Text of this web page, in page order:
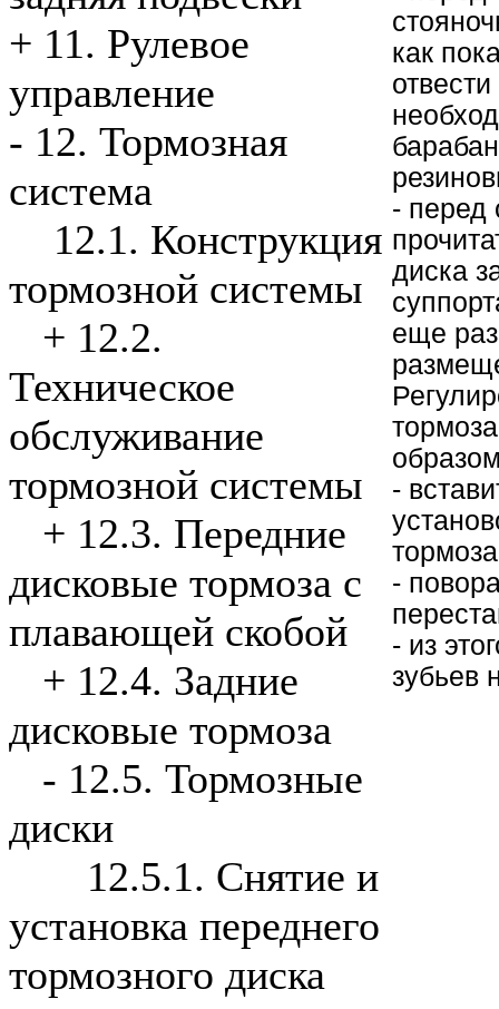
+ 11. Рулевое
управление
- 12. Тормозная
система
12.1. Конструкция
тормозной системы
+ 12.2.
Техническое
обслуживание
тормозной системы
+ 12.3. Передние
дисковые тормоза с
плавающей скобой
+ 12.4. Задние
дисковые тормоза
- 12.5. Тормозные
диски
12.5.1. Снятие и
установка переднего
тормозного диска
как
- перед
диска
еще
-
-
- из
зубьев